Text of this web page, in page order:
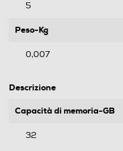
5
Peso-Kg
0,007
Descrizione
Capacità di memoria-GB
32